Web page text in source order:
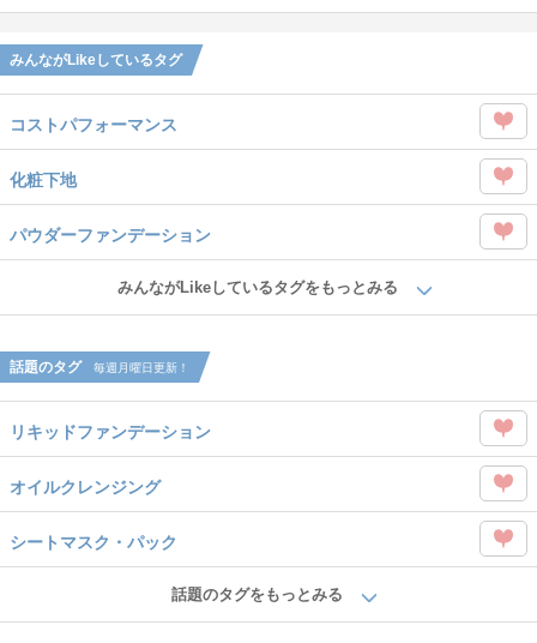
みんながLikeしているタグ
コストパフォーマンス
この
タグ
を
Like
化粧下地
この
タグ
Like
パウダーファンデーション
この
みんながLikeしているタグをもっとみる
話題のタグ 毎週月曜日更新！
リキッドファンデーション
この
タグ
を
Like
オイルクレンジング
この
タグ
Like
シートマスク・パック
この
話題のタグをもっとみる